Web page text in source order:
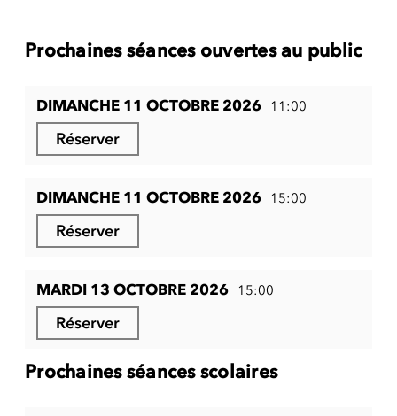
Prochaines séances ouvertes au public
DIMANCHE 11 OCTOBRE 2026 11:00
Réserver
DIMANCHE 11 OCTOBRE 2026 15:00
Réserver
MARDI 13 OCTOBRE 2026 15:00
Réserver
Prochaines séances scolaires